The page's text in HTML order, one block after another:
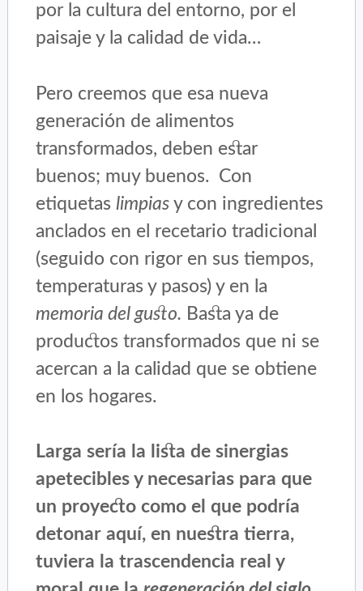
por la cultura del entorno, por el
paisaje y la calidad de vida…
Pero creemos que esa nueva
generación de alimentos
transformados, deben estar
buenos; muy buenos. Con
etiquetas limpiasy con ingredientes
anclados en el recetario tradicional
(seguido con rigor en sus tiempos,
temperaturas y pasos) y en la
memoria del gusto. Basta ya de
productos transformados que ni se
acercan a la calidad que se obtiene
en los hogares.
Larga sería la lista de sinergias
apetecibles y necesarias para que
un proyecto como el que podría
detonar aquí, en nuestra tierra,
tuviera la trascendencia real y